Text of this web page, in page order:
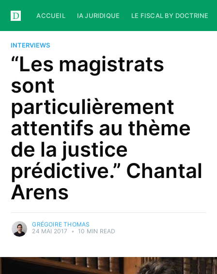
ACCUEIL IA JURIDIQUE LE FISCAL BY DOCTRINE
INTERVIEWS
“Les magistrats
sont
particulièrement
attentifs au thème
de la justice
prédictive.” Chantal
Arens
GRÉGOIRE THOMAS
24 MAI 2017
• 10 MIN READ